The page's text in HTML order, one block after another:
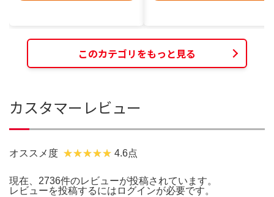
このカテゴリをもっと見る
カスタマーレビュー
オススメ度 4.6点
現在、2736件のレビューが投稿されています。
レビューを投稿するには ログインが必要です。